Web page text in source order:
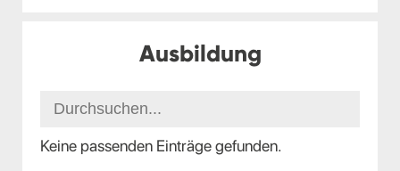
Ausbildung
Keine passenden Einträge gefunden.